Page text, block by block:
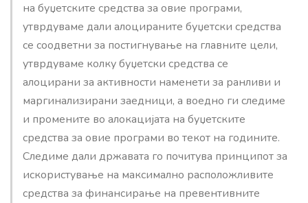
на буџетските средства за овие програми,
утврдуваме дали алоцираните буџетски средства
се соодветни за постигнување на главните цели,
утврдуваме колку буџетски средства се
алоцирани за активности наменети за ранливи и
маргинализирани заедници, а воедно ги следиме
и промените во алокацијата на буџетските
средства за овие програми во текот на годините.
Следиме дали државата го почитува принципот за
искористување на максимално расположливите
средства за финансирање на превентивните